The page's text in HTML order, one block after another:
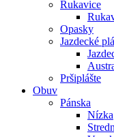
Rukavice
Opasky
Jazdecké
Pršiplášte
Obuv
Pánska
Nízka